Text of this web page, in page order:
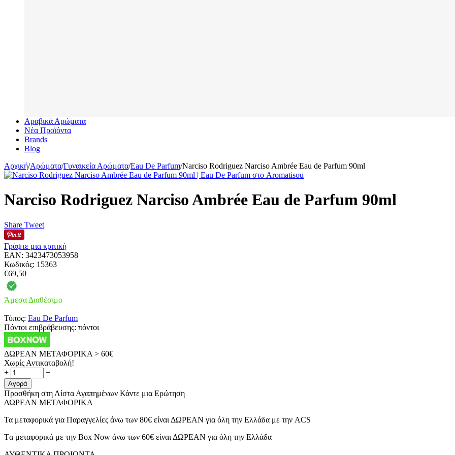
Αραβικά Αρώματα
Νέα Προϊόντα
Brands
Blog
Αρχική/Αρώματα/Γυναικεία Αρώματα/Eau De Parfum/Narciso Rodriguez Narciso Ambrée Eau de Parfum 90ml
Narciso Rodriguez Narciso Ambrée Eau de Parfum 90ml
Share Tweet
Γράψτε μια κριτική
EAN: 3423473053958
Κωδικός: 15363
€69,50
Άμεσα Διαθέσιμο
Τύπος: Eau De Parfum
Πόντοι επιβράβευσης: πόντοι
ΔΩΡΕΑΝ ΜΕΤΑΦΟΡΙΚΑ > 60€
Χωρίς Αντικαταβολή!
+
−
Αγορά
Προσθήκη στη Λίστα Αγαπημένων Κάντε μια Ερώτηση
ΔΩΡΕΑΝ ΜΕΤΑΦΟΡΙΚΑ
Τα μεταφορικά για Παραγγελίες άνω των 80€ είναι ΔΩΡΕΑΝ για όλη την Ελλάδα με την ACS
Tα μεταφορικά με την Box Now άνω των 60€ είναι ΔΩΡΕΑΝ για όλη την Ελλάδα